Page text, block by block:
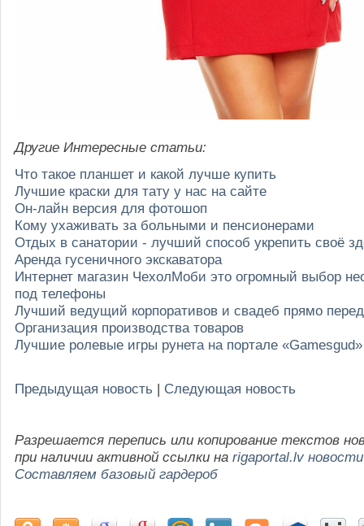
Другие Интересные статьи:
Что такое планшет и какой лучше купить
Лучшие краски для тату у нас на сайте
Он-лайн версия для фотошоп
Кому ухаживать за больными и пенсионерами
Отдых в санатории - лучший способ укрепить своё
Аренда гусеничного экскаватора
Интернет магазин ЧехолМоби это огромный выбор
под телефоны
Лучший ведущий корпоративов и свадеб прямо
Организация производства товаров
Лучшие ролевые игры рунета на портале «Gamesgud»
Предыдущая новость | Следующая новость
Разрешается перепись или копирование текстов
при наличии активной ссылки на rigaportal.lv новости
Составляем базовый гардероб